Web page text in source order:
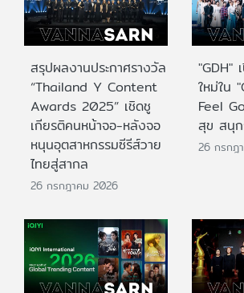
สรุปผลงานประกาศรางวัล
“Thailand Y Content
Awards 2025” เชิดชู
เกียรติคนหน้าจอ-หลังจอ
หนุนอุตสาหกรรมซีรีส์วาย
ไทยสู่สากล
26 กรกฎาคม 2026
"GDH"
ใหม่ใน
Feel
สุข สนุก
26 กรกฎ